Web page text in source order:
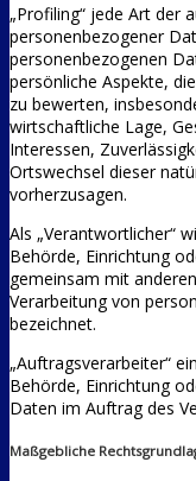
„Profiling“ jede Art der
personenbezogener
personenbezogenen
persönliche Aspekte,
zu bewerten,
wirtschaftliche Lage,
Interessen,
Ortswechsel dieser
vorherzusagen.
Als „Verantwortlicher“
Behörde, Einrichtung
gemeinsam mit
Verarbeitung von
bezeichnet.
„Auftragsverarbeiter“
Behörde, Einrichtung
Daten im Auftrag des
Maßgebliche